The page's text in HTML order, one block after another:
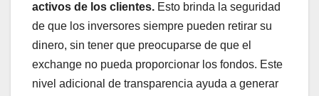
activos de los clientes. Esto brinda la seguridad
de que los inversores siempre pueden retirar su
dinero, sin tener que preocuparse de que el
exchange no pueda proporcionar los fondos. Este
nivel adicional de transparencia ayuda a generar